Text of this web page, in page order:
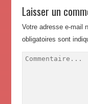
Laisser un
Votre adresse e-mail
obligatoires sont